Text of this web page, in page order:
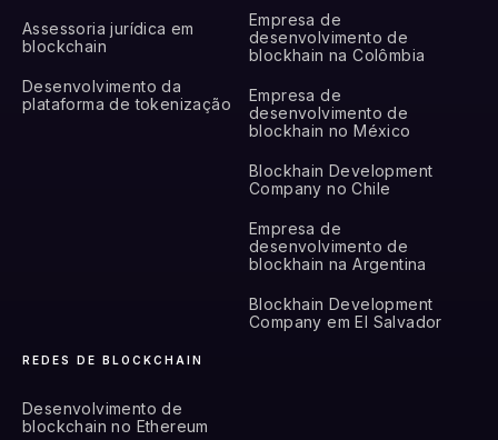
Assessoria jurídica em
blockchain
Desenvolvimento da
plataforma de tokenização
Empresa de
desenvolvimento de
blockhain na Colômbia
Empresa de
desenvolvimento de
blockhain no México
Blockhain Development
Company no Chile
Empresa de
desenvolvimento de
blockhain na Argentina
Blockhain Development
Company em El Salvador
REDES DE BLOCKCHAIN
Desenvolvimento de
blockchain no Ethereum